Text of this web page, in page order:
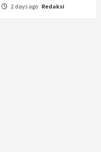
2 days ago Redaksi